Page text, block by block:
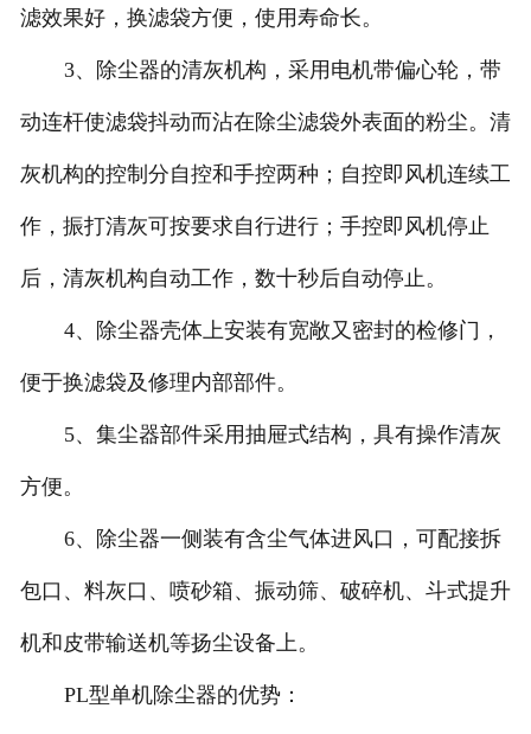
滤效果好，换滤袋方便，使用寿命长。
3、除尘器的清灰机构，采用电机带偏心轮，带
动连杆使滤袋抖动而沾在除尘滤袋外表面的粉尘。清
灰机构的控制分自控和手控两种；自控即风机连续工
作，振打清灰可按要求自行进行；手控即风机停止
后，清灰机构自动工作，数十秒后自动停止。
4、除尘器壳体上安装有宽敞又密封的检修门，
便于换滤袋及修理内部部件。
5、集尘器部件采用抽屉式结构，具有操作清灰
方便。
6、除尘器一侧装有含尘气体进风口，可配接拆
包口、料灰口、喷砂箱、振动筛、破碎机、斗式提升
机和皮带输送机等扬尘设备上。
PL型单机除尘器的优势：